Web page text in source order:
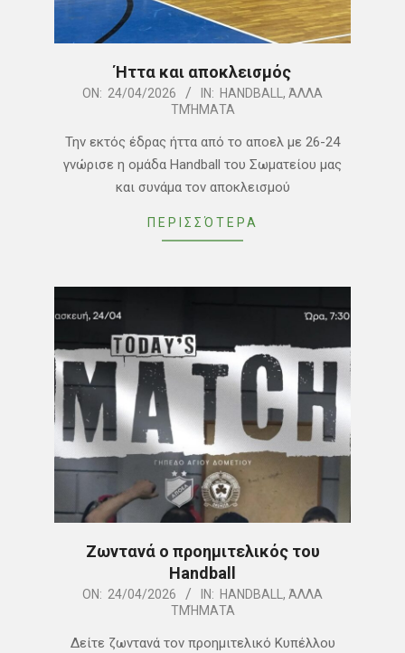
Ήττα και αποκλεισμός
2026-
24
ON: 24/04/2026 IN: HANDBALL , ΆΛΛΑ
ΤΜΉΜΑΤΑ
Την εκτός έδρας ήττα από το αποελ με 26-24
γνώρισε η ομάδα Handball του Σωματείου μας
και συνάμα τον αποκλεισμού
ΠΕΡΙΣΣΌΤΕΡΑ
Ζωντανά ο προημιτελικός του
Handball
2026-ON: 24/04/2026 IN: HANDBALL, ΆΛΛΑ
ΤΜΉΜΑΤΑ
Δείτε ζωντανά τον προημιτελικό Κυπέλλου